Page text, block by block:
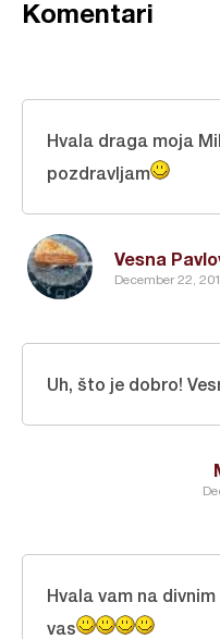
Komentari
Vesna
December 22,
Hvala draga moja
pozdravljam
Uh, što je dobro!
Hvala vam na
vas